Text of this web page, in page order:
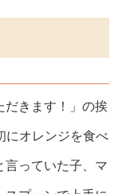
だきます！」の挨
オレンジを食べ
言っていた子、マ